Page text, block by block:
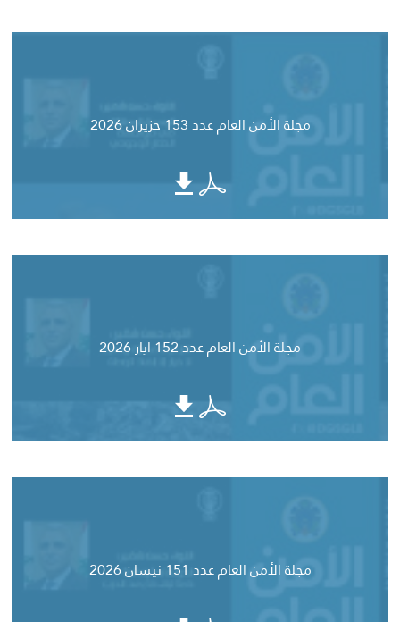
مجلة الأمن العام عدد 153 حزيران 2026
مجلة الأمن العام عدد 152 ايار 2026
مجلة الأمن العام عدد 151 نيسان 2026